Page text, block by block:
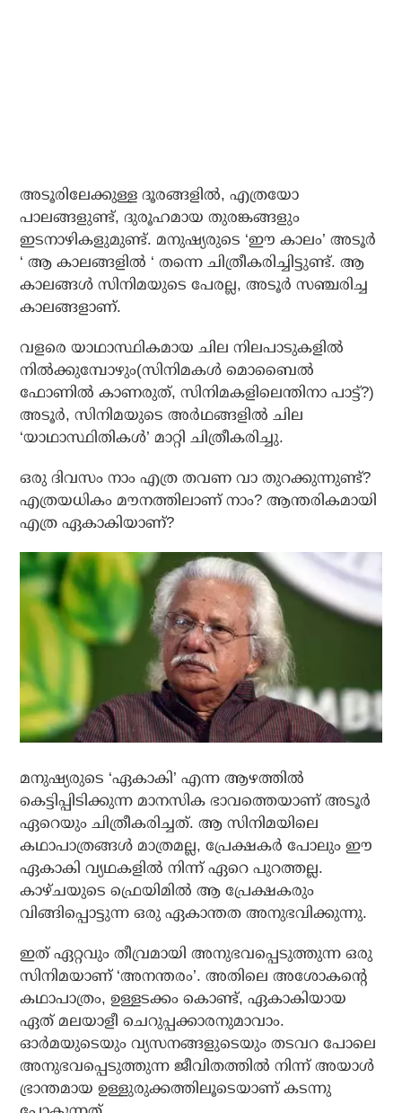
അടൂരിലേക്കുള്ള ദൂരങ്ങളില്‍, എത്രയോ
പാലങ്ങളുണ്ട്, ദുരൂഹമായ തുരങ്കങ്ങളും
ഇടനാഴികളുമുണ്ട്. മനുഷ്യരുടെ ‘ഈ കാലം’ അടൂര്‍
‘ ആ കാലങ്ങളില്‍ ‘ തന്നെ ചിത്രീകരിച്ചിട്ടുണ്ട്. ആ
കാലങ്ങള്‍ സിനിമയുടെ പേരല്ല, അടൂര്‍ സഞ്ചരിച്ച
കാലങ്ങളാണ്.
വളരെ യാഥാസ്ഥികമായ ചില നിലപാടുകളില്‍
നില്‍ക്കുമ്പോഴും(സിനിമകള്‍ മൊബൈല്‍
ഫോണില്‍ കാണരുത്, സിനിമകളിലെന്തിനാ പാട്ട്?)
അടൂര്‍, സിനിമയുടെ അര്‍ഥങ്ങളില്‍ ചില
‘യാഥാസ്ഥിതികള്‍’ മാറ്റി ചിത്രീകരിച്ചു.
ഒരു ദിവസം നാം എത്ര തവണ വാ തുറക്കുന്നുണ്ട്?
എത്രയധികം മൗനത്തിലാണ് നാം? ആന്തരികമായി
എത്ര ഏകാകിയാണ്?
മനുഷ്യരുടെ ‘ഏകാകി’ എന്ന ആഴത്തില്‍
കെട്ടിപ്പിടിക്കുന്ന മാനസിക ഭാവത്തെയാണ് അടൂര്‍
ഏറെയും ചിത്രീകരിച്ചത്. ആ സിനിമയിലെ
കഥാപാത്രങ്ങള്‍ മാത്രമല്ല, പ്രേക്ഷകര്‍ പോലും ഈ
ഏകാകി വ്യഥകളില്‍ നിന്ന് ഏറെ പുറത്തല്ല.
കാഴ്ചയുടെ ഫ്രെയിമില്‍ ആ പ്രേക്ഷകരും
വിങ്ങിപ്പൊട്ടുന്ന ഒരു ഏകാന്തത അനുഭവിക്കുന്നു.
ഇത് ഏറ്റവും തീവ്രമായി അനുഭവപ്പെടുത്തുന്ന ഒരു
സിനിമയാണ് ‘അനന്തരം’. അതിലെ അശോകന്റെ
കഥാപാത്രം, ഉള്ളടക്കം കൊണ്ട്, ഏകാകിയായ
ഏത് മലയാളീ ചെറുപ്പക്കാരനുമാവാം.
ഓര്‍മയുടെയും വ്യസനങ്ങളുടെയും തടവറ പോലെ
അനുഭവപ്പെടുത്തുന്ന ജീവിതത്തില്‍ നിന്ന് അയാള്‍
ഭ്രാന്തമായ ഉള്ളുരുക്കത്തിലൂടെയാണ് കടന്നു